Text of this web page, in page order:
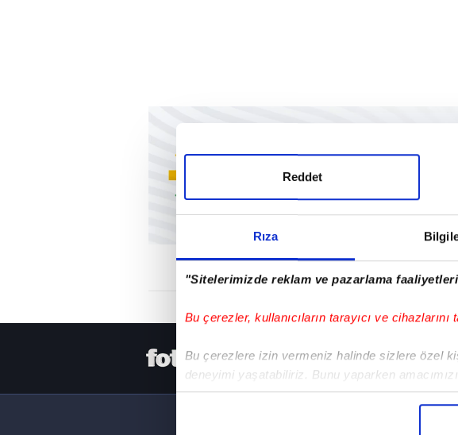
Rıza
"Sitelerimizde reklam ve pazarlama
Bu çerezler, kullanıcıların tarayıcı ve cihazlarını
Bu çerezlere izin vermeniz halinde sizlere özel
deneyimi yaşatabiliriz. Bunu yaparken
içerikleri sunabilmek adına elimizden gelen
Reddet
HER YERDE!